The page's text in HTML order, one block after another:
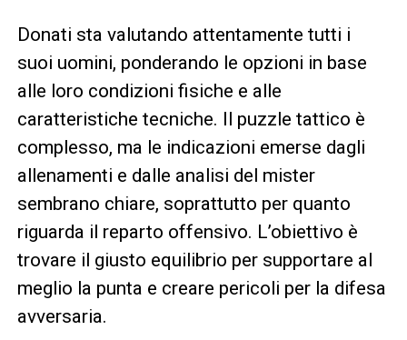
Donati sta valutando attentamente tutti i
suoi uomini, ponderando le opzioni in base
alle loro condizioni fisiche e alle
caratteristiche tecniche. Il puzzle tattico è
complesso, ma le indicazioni emerse dagli
allenamenti e dalle analisi del mister
sembrano chiare, soprattutto per quanto
riguarda il reparto offensivo. L’obiettivo è
trovare il giusto equilibrio per supportare al
meglio la punta e creare pericoli per la difesa
avversaria.